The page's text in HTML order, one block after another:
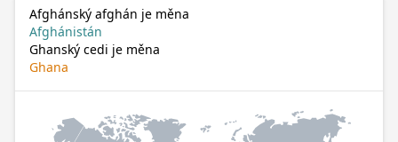
Afghánský afghán je měna
Afghánistán
Ghanský cedi je měna
Ghana